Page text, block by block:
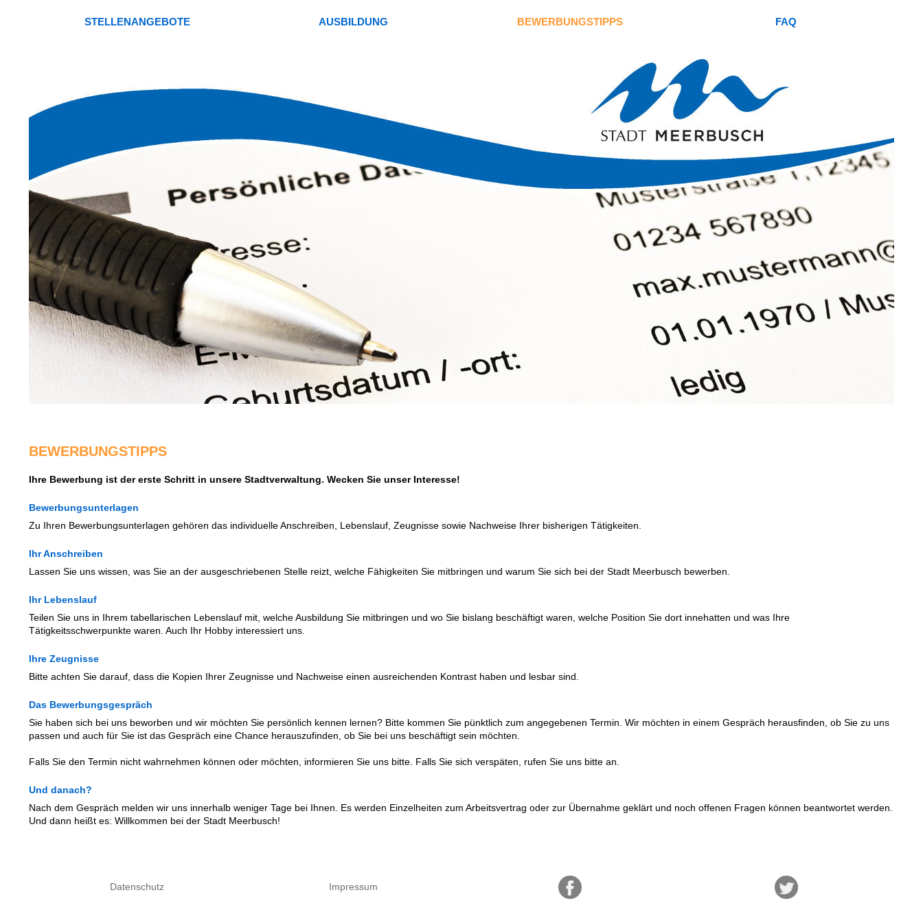
STELLENANGEBOTE AUSBILDUNG BEWERBUNGSTIPPS FAQ
BEWERBUNGSTIPPS
Ihre Bewerbung ist der erste Schritt in unsere Stadtverwaltung. Wecken Sie unser Interesse!
Bewerbungsunterlagen
Zu Ihren Bewerbungsunterlagen gehören das individuelle Anschreiben, Lebenslauf, Zeugnisse sowie Nachweise Ihrer bisherigen Tätigkeiten.
Ihr Anschreiben
Lassen Sie uns wissen, was Sie an der ausgeschriebenen Stelle reizt, welche Fähigkeiten Sie mitbringen und warum Sie sich bei der Stadt Meerbusch bewerben.
Ihr Lebenslauf
Teilen Sie uns in Ihrem tabellarischen Lebenslauf mit, welche Ausbildung Sie mitbringen und wo Sie bislang beschäftigt waren, welche Position Sie dort innehatten und was Ihre
Tätigkeitsschwerpunkte waren. Auch Ihr Hobby interessiert uns.
Ihre Zeugnisse
Bitte achten Sie darauf, dass die Kopien Ihrer Zeugnisse und Nachweise einen ausreichenden Kontrast haben und lesbar sind.
Das Bewerbungsgespräch
Sie haben sich bei uns beworben und wir möchten Sie persönlich kennen lernen? Bitte kommen Sie pünktlich zum angegebenen Termin. Wir möchten in einem Gespräch herausfinden, ob Sie zu uns
passen und auch für Sie ist das Gespräch eine Chance herauszufinden, ob Sie bei uns beschäftigt sein möchten.
Falls Sie den Termin nicht wahrnehmen können oder möchten, informieren Sie uns bitte. Falls Sie sich verspäten, rufen Sie uns bitte an.
Und danach?
Nach dem Gespräch melden wir uns innerhalb weniger Tage bei Ihnen. Es werden Einzelheiten zum Arbeitsvertrag oder zur Übernahme geklärt und noch offenen Fragen können beantwortet werden.
Und dann heißt es: Willkommen bei der Stadt Meerbusch!
Datenschutz Impressum